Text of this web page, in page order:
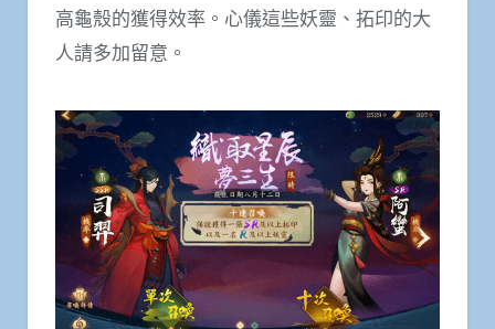
高龜殼的獲得效率。心儀這些妖靈、拓印的大
人請多加留意。